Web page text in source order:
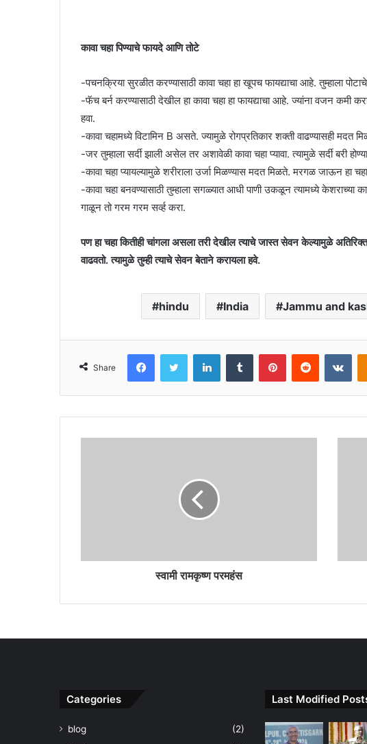
कावा चहा पिण्याचे फायदे आणि तोटे
-पचनक्रिया सुरळीत करण्यासाठी कावा चहा हा खूपच फायद्याचा आहे. तुम्हाला
-फॅच बर्न करण्यासाठी देखील हा कावा चहा हा फायद्याचा आहे. ज्यांना वजन कमी
हवा.
-कावा चहामध्ये विटामिन B असते. ज्यामुळे रोगप्रतिकार शक्ती वाढण्यासही मदत
-जर तुम्हाला सर्दी झाली असेल तर अशावेळी कावा चहा प्यावा. त्यामुळे सर्दी बरी
-कावा चहा प्यायल्यामुळे शरीराला उर्जा मिळण्यास मदत मिळते. मरगळ जाऊन हा
-कावा चहा बनवण्यासाठी तुम्हाला सगळ्यात आधी पाणी उकळून त्यामध्ये केशराच्या
गाळून तो गरम गरम सर्व्ह करा.
पण हा चहा कितीही चांगला असला तरी देखील त्याचे जास्त सेवन केल्यामुळे
वाढवतो. त्यामुळे तुम्ही त्याचे सेवन बेताने करायला हवे.
hindu India Jammu and
Share
FacebookTwitter LinkedInTumblr PinterestReddit
स्वामी रामकृष्ण परमहंस
Categories
blog
(2)
Last Modified